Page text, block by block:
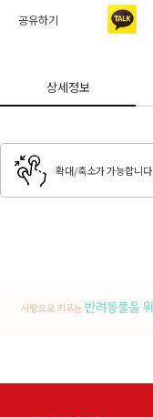
공유하기
상세정보
확대/축소가 가능합니다